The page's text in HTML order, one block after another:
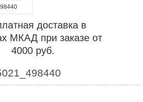
доставка в
МКАД при заказе от
4000 руб.